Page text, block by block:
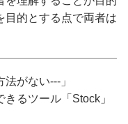
目的とする点で両者は
がない---」
るツール「Stock」